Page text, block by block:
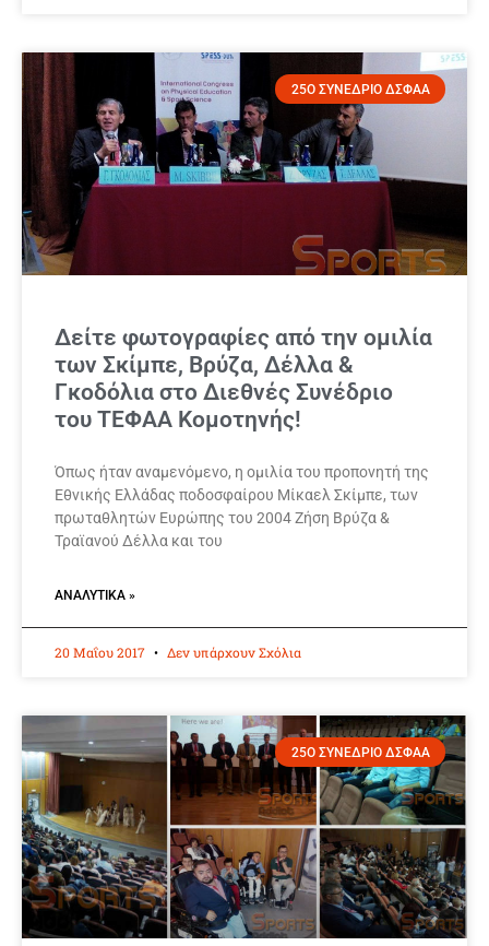
25Ο ΣΥΝΕΔΡΙΟ ΔΣΦΑΑ
Δείτε φωτογραφίες από την ομιλία
των Σκίμπε, Βρύζα, Δέλλα &
Γκοδόλια στο Διεθνές Συνέδριο
του ΤΕΦΑΑ Κομοτηνής!
Όπως ήταν αναμενόμενο, η ομιλία του προπονητή της
Εθνικής Ελλάδας ποδοσφαίρου Μίκαελ Σκίμπε, των
πρωταθλητών Ευρώπης του 2004 Ζήση Βρύζα &
Τραϊανού Δέλλα και του
ΑΝΑΛΥΤΙΚΆ »
20 Μαΐου 2017 Δεν υπάρχουν Σχόλια
25Ο ΣΥΝΕΔΡΙΟ ΔΣΦΑΑ